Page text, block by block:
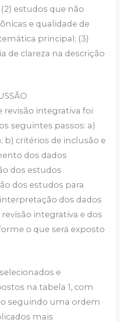
estudos que não
e qualidade de
principal; (3)
de clareza na descrição
revisão integrativa foi
seguintes passos: a)
b) critérios de inclusão e
dos dados
dos estudos
dos estudos para
dos dados
integrativa e dos
o que será exposto
e
na tabela 1, com
seguindo uma ordem
mais